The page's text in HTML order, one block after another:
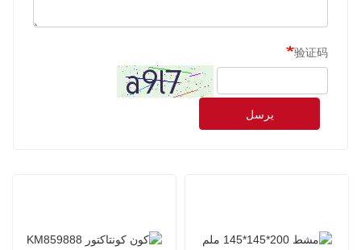
验证码
يرسل